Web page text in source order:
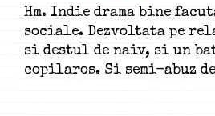
Hm. Indie drama bine
sociale. Dezvoltata pe
si destul de naiv, si un
copilaros. Si semi-abuz